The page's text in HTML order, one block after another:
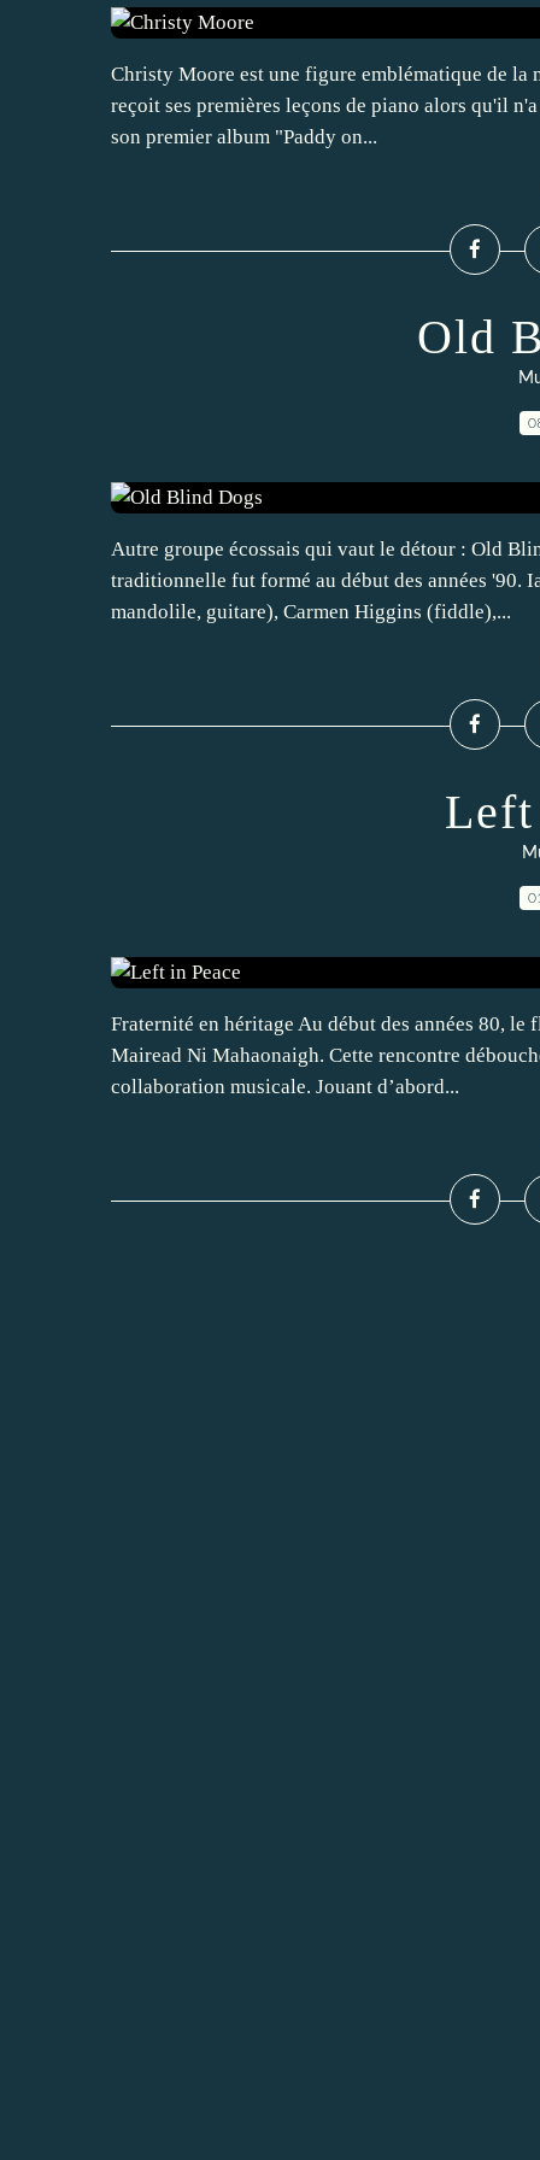
Christy Moore est une figure emblématique de
reçoit ses premières leçons de piano alors qu'il
son premier album "Paddy on...
Old
Autre groupe écossais qui vaut le détour : Old
traditionnelle fut formé au début des années '90.
mandolile, guitare), Carmen Higgins (fiddle),...
Left
Fraternité en héritage Au début des années 80,
Mairead Ni Mahaonaigh. Cette rencontre
collaboration musicale. Jouant d’abord...